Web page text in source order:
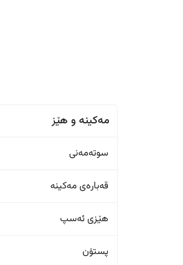
مەکینە و هێز
سوتەمەنی
قەبارەی مەکینە
هێزی ئەسپ
پستۆن